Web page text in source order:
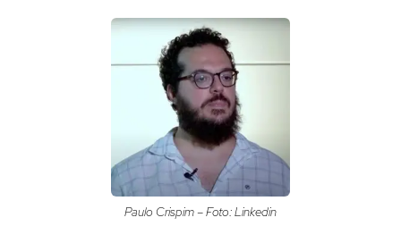
Paulo Crispim – Foto: Linkedin